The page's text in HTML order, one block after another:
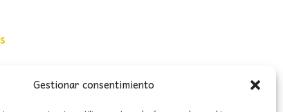
Gestionar consentimiento